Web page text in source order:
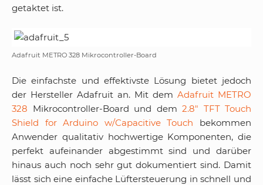
getaktet ist.
Adafruit METRO 328 Mikrocontroller-Board
Die einfachste und effektivste Lösung bietet jedoch
der Hersteller Adafruit an. Mit dem Adafruit METRO
328 Mikrocontroller-Board und dem 2.8″ TFT Touch
Shield for Arduino w/Capacitive Touch bekommen
Anwender qualitativ hochwertige Komponenten, die
perfekt aufeinander abgestimmt sind und darüber
hinaus auch noch sehr gut dokumentiert sind. Damit
lässt sich eine einfache Lüftersteuerung in schnell und